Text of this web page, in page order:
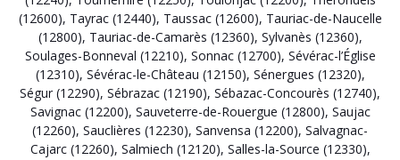
(12600), Tayrac (12440), Taussac (12600), Tauriac-de-Naucelle
(12800), Tauriac-de-Camarès (12360), Sylvanès (12360),
Soulages-Bonneval (12210), Sonnac (12700), Sévérac-l’Église
(12310), Sévérac-le-Château (12150), Sénergues (12320),
Ségur (12290), Sébrazac (12190), Sébazac-Concourès (12740),
Savignac (12200), Sauveterre-de-Rouergue (12800), Saujac
(12260), Sauclières (12230), Sanvensa (12200), Salvagnac-
Cajarc (12260), Salmiech (12120), Salles-la-Source (12330),